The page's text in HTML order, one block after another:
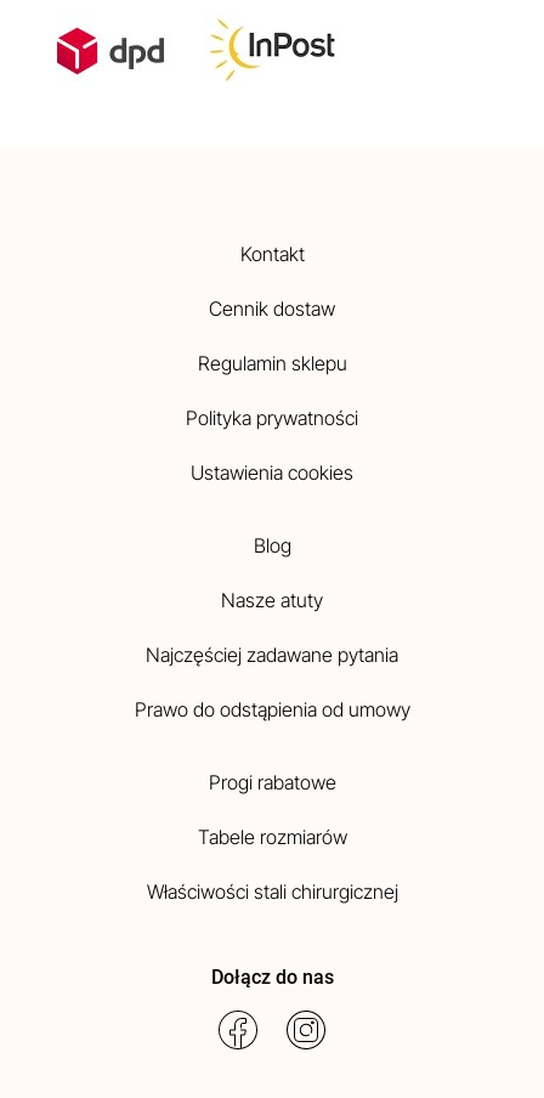
Kontakt
Cennik dostaw
Regulamin sklepu
Polityka prywatności
Ustawienia cookies
Blog
Nasze atuty
Najczęściej zadawane pytania
Prawo do odstąpienia od umowy
Progi rabatowe
Tabele rozmiarów
Właściwości stali chirurgicznej
Dołącz do nas